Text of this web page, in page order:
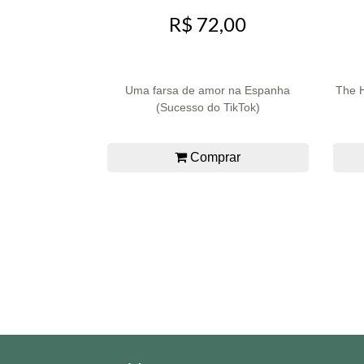
R$ 72,00
Uma farsa de amor na Espanha
(Sucesso do TikTok)
Comprar
The